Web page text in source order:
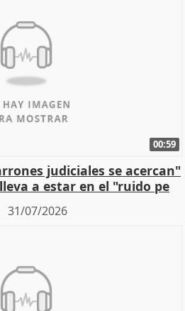
00:59
judiciales se acercan"
a estar en el "ruido pe
31/07/2026